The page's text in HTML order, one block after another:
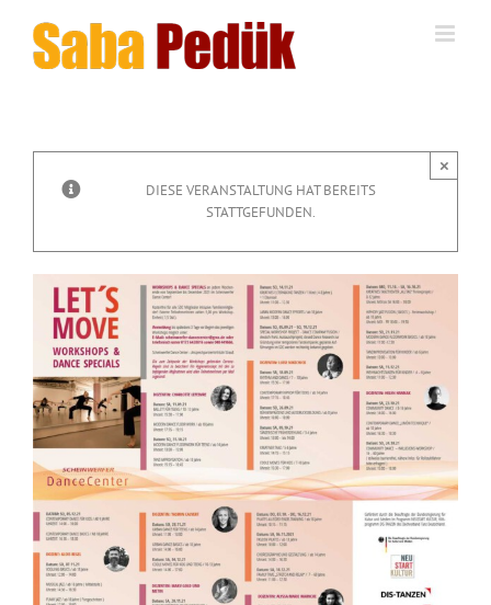
Inhalt
springen
DIESE VERANSTALTUNG HAT BEREITS
STATTGEFUNDEN.
×